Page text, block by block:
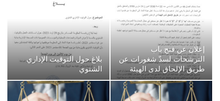
إعلان عن فتح باب
الترشحات لسدّ شغورات عن
طريق الإلحاق لدى الهيئة
بلاغ حول التوقيت الإداري
الشتوي